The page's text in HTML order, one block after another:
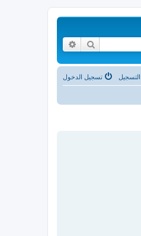
بحث
تسجيل الدخول التسجيل